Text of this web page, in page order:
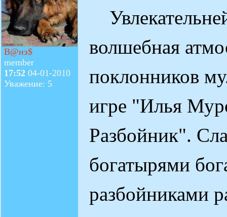
В@нэ$
member
17:52 04-01-2010
Уважение: 5
волшебная
поклонников
игре "Илья
Разбойник".
богатырями
разбойниками